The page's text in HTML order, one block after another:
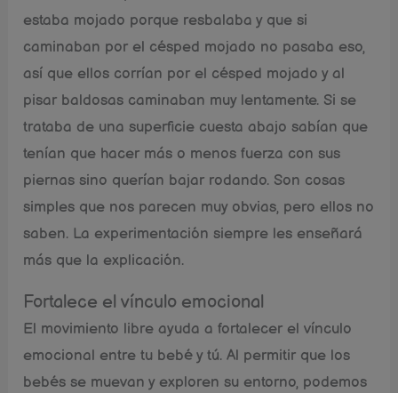
estaba mojado porque resbalaba y que si
caminaban por el césped mojado no pasaba eso,
así que ellos corrían por el césped mojado y al
pisar baldosas caminaban muy lentamente. Si se
trataba de una superficie cuesta abajo sabían que
tenían que hacer más o menos fuerza con sus
piernas sino querían bajar rodando. Son cosas
simples que nos parecen muy obvias, pero ellos no
saben. La experimentación siempre les enseñará
más que la explicación.
Fortalece el vínculo emocional
El movimiento libre ayuda a fortalecer el vínculo
emocional entre tu bebé y tú. Al permitir que los
bebés se muevan y exploren su entorno, podemos